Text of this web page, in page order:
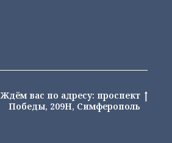
Ждём вас по адресу: проспект
Победы, 209Н, Симферополь